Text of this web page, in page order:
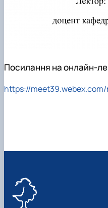
Посилання на онлайн-
https://